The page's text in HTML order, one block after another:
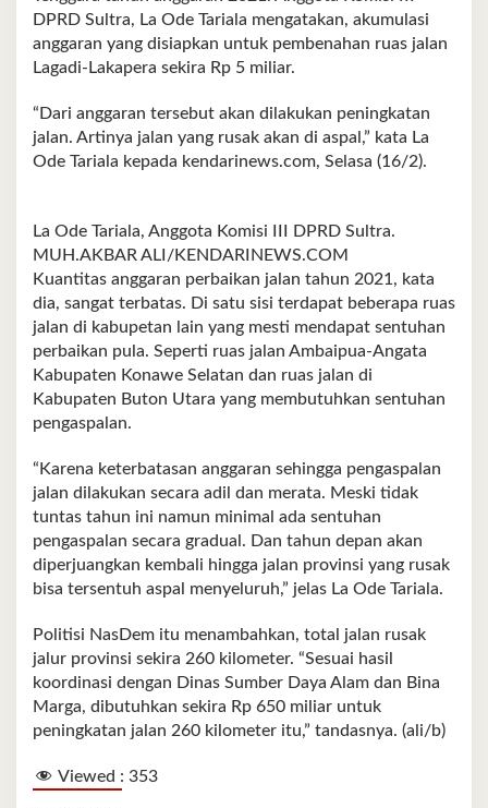
DPRD Sultra, La Ode Tariala mengatakan, akumulasi
anggaran yang disiapkan untuk pembenahan ruas jalan
Lagadi-Lakapera sekira Rp 5 miliar.
“Dari anggaran tersebut akan dilakukan peningkatan
jalan. Artinya jalan yang rusak akan di aspal,” kata La
Ode Tariala kepada kendarinews.com, Selasa (16/2).
La Ode Tariala, Anggota Komisi III DPRD Sultra.
MUH.AKBAR ALI/KENDARINEWS.COM
Kuantitas anggaran perbaikan jalan tahun 2021, kata
dia, sangat terbatas. Di satu sisi terdapat beberapa ruas
jalan di kabupetan lain yang mesti mendapat sentuhan
perbaikan pula. Seperti ruas jalan Ambaipua-Angata
Kabupaten Konawe Selatan dan ruas jalan di
Kabupaten Buton Utara yang membutuhkan sentuhan
pengaspalan.
“Karena keterbatasan anggaran sehingga pengaspalan
jalan dilakukan secara adil dan merata. Meski tidak
tuntas tahun ini namun minimal ada sentuhan
pengaspalan secara gradual. Dan tahun depan akan
diperjuangkan kembali hingga jalan provinsi yang rusak
bisa tersentuh aspal menyeluruh,” jelas La Ode Tariala.
Politisi NasDem itu menambahkan, total jalan rusak
jalur provinsi sekira 260 kilometer. “Sesuai hasil
koordinasi dengan Dinas Sumber Daya Alam dan Bina
Marga, dibutuhkan sekira Rp 650 miliar untuk
peningkatan jalan 260 kilometer itu,” tandasnya. (ali/b)
Viewed : 353